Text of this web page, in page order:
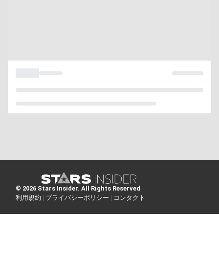
© 2026 Stars Insider. All Rights Reserved
利用規約 | プライバシーポリシー | コンタクト